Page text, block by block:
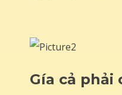
Gía cả phải